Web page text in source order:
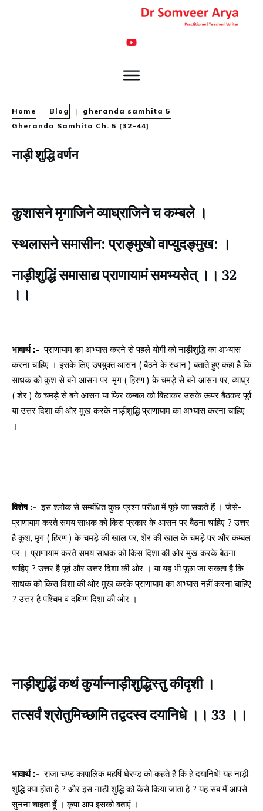
Home | Blog | gheranda samhita 5
|
Gheranda Samhita Ch. 5 [32-44]
नाड़ी शुद्धि वर्णन
कुशासने मृगाजिने व्याघ्राजिने च कम्बले ।
स्थलासने समासीन: प्राङ्मुखो वाप्युदङ्मुख: ।
नाड़ीशुद्धिं समासाद्य प्राणायामं समभ्यसेत् ।। 32
।।
भावार्थ :- प्राणायाम का अभ्यास करने से पहले योगी को नाड़ीशुद्धि का अभ्यास
करना चाहिए । इसके लिए उपयुक्त आसन ( बैठने के स्थान ) बताते हुए कहा है कि
साधक को कुश से बने आसन पर, मृग ( हिरण ) के चमड़े से बने आसन पर, व्याघ्र
( शेर ) के चमड़े से बने आसन या फिर कम्बल को बिछाकर उसके ऊपर बैठकर पूर्व
या उत्तर दिशा की ओर मुख करके नाड़ीशुद्धि प्राणायाम का अभ्यास करना चाहिए
।
विशेष :- इस श्लोक से सम्बंधित कुछ प्रश्न परीक्षा में पूछे जा सकते हैं । जैसे-
प्राणायाम करते समय साधक को किस प्रकार के आसन पर बैठना चाहिए ? उत्तर
है कुश, मृग ( हिरण ) के चमड़े की खाल पर, शेर की खाल के चमड़े पर और कम्बल
पर । प्राणायाम करते समय साधक को किस दिशा की ओर मुख करके बैठना
चाहिए ? उत्तर है पूर्व और उत्तर दिशा की ओर । या यह भी पूछा जा सकता है कि
साधक को किस दिशा की ओर मुख करके प्राणायाम का अभ्यास नहीं करना चाहिए
? उत्तर है पश्चिम व दक्षिण दिशा की ओर ।
नाड़ीशुद्धिं कथं कुर्यान्नाड़ीशुद्धिस्तु कीदृशी ।
तत्सर्वं श्रोतुमिच्छामि तद्वदस्व दयानिधे ।। 33 ।।
भावार्थ :- राजा चण्ड कापालिक महर्षि घेरण्ड को कहते हैं कि हे दयानिधे! यह नाड़ी
शुद्धि क्या होता है ? और इस नाड़ी शुद्धि को कैसे किया जाता है ? यह सब मैं आपसे
सुनना चाहता हूँ । कृपा आप इसको बताएं ।